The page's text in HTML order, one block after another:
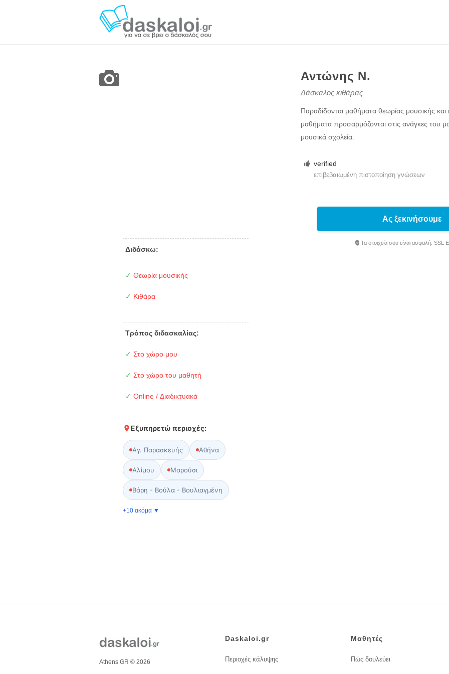
Αντώνης Ν.
Δάσκαλος κιθάρας
Παραδίδονται μαθήματα θεωρίας μουσικής και
μαθήματα προσαρμόζονται στις ανάγκες του
μουσικά σχολεία.
verified
επιβεβαιωμένη πιστοποίηση γνώσεων
Διδάσκω:
✓ Θεωρία μουσικής
✓ Κιθάρα
Τρόπος διδασκαλίας:
✓ Στο χώρο μου
✓ Στο χώρο του μαθητή
✓ Online / Διαδικτυακά
Εξυπηρετώ περιοχές:
Αγ. Παρασκευής Αθήνα
Αλίμου Μαρούσι
Βάρη - Βούλα - Βουλιαγμένη
+10 ακόμα ▼
Ας ξεκινήσουμε
Τα στοιχεία σου είναι ασφαλή. SSL
Athens GR © 2026
Daskaloi.gr
Περιοχές κάλυψης
Μαθητές
Πώς δουλεύει